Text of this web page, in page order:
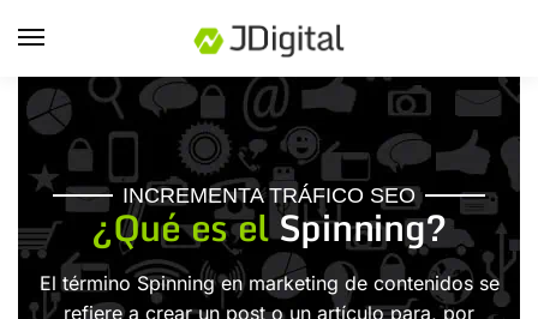
INCREMENTA TRÁFICO SEO
¿Qué es elSpinning?
El término Spinning en marketing de contenidos se
refiere a crear un post o un artículo para, por